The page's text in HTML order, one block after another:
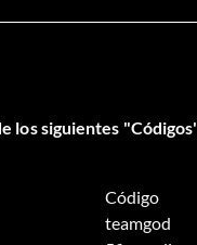
los siguientes
Código
teamgod